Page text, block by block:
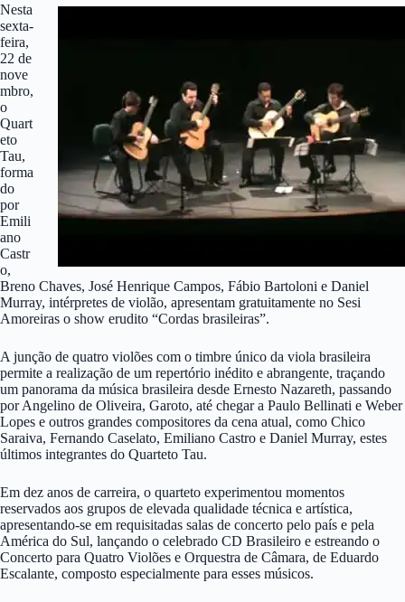
Nesta
sexta-
feira,
22 de
nove
mbro,
o
Quart
eto
Tau,
forma
do
por
Emili
ano
Castr
o,
Breno Chaves, José Henrique Campos, Fábio Bartoloni e Daniel
Murray, intérpretes de violão, apresentam gratuitamente no Sesi
Amoreiras o show erudito “Cordas brasileiras”.
A junção de quatro violões com o timbre único da viola brasileira
permite a realização de um repertório inédito e abrangente, traçando
um panorama da música brasileira desde Ernesto Nazareth, passando
por Angelino de Oliveira, Garoto, até chegar a Paulo Bellinati e Weber
Lopes e outros grandes compositores da cena atual, como Chico
Saraiva, Fernando Caselato, Emiliano Castro e Daniel Murray, estes
últimos integrantes do Quarteto Tau.
Em dez anos de carreira, o quarteto experimentou momentos
reservados aos grupos de elevada qualidade técnica e artística,
apresentando-se em requisitadas salas de concerto pelo país e pela
América do Sul, lançando o celebrado CD Brasileiro e estreando o
Concerto para Quatro Violões e Orquestra de Câmara, de Eduardo
Escalante, composto especialmente para esses músicos.